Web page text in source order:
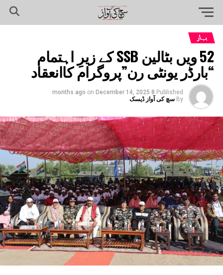
بہار
52 ویں بٹالین SSB کے زیرِ اہتمام
“بارڈر یونٹی رن”پروگرام کاانعقاد
Published
8 months ago
on December 14, 2025
By سچ کی آواز ڈیسک